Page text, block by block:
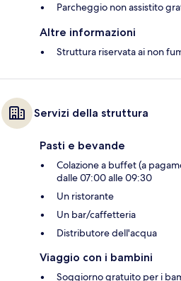
Parcheggio non assistito
Altre informazioni
Struttura riservata ai non
Servizi della struttura
Pasti e bevande
Colazione a buffet (a
dalle 07:00 alle 09:30
Un ristorante
Un bar/caffetteria
Distributore dell'acqua
Viaggio con i bambini
Soggiorno gratuito per i